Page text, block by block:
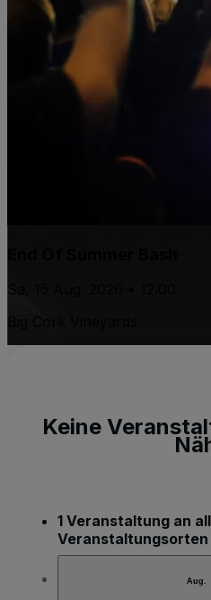
Sa, 15 Aug. 2026 • 12:00
Keine
1 Veranstaltung an
Veranstaltungsorten
Aug.